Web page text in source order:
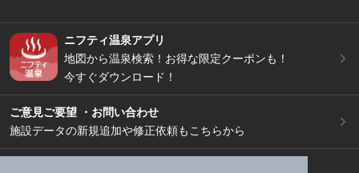
ニフティ温泉アプリ
地図から温泉検索！お得な限定クーポンも！
今すぐダウンロード！
ご意見ご要望 ・お問い合わせ
施設データの新規追加や修正依頼もこちらから